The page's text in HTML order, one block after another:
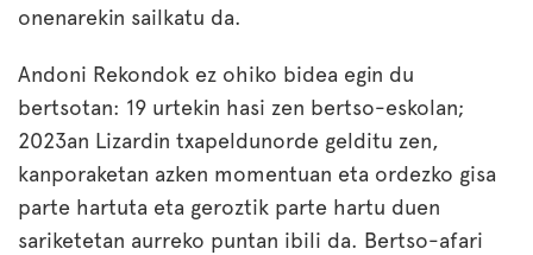
onenarekin sailkatu da.
Andoni Rekondok ez ohiko bidea egin du
bertsotan: 19 urtekin hasi zen bertso-eskolan;
2023an Lizardin txapeldunorde gelditu zen,
kanporaketan azken momentuan eta ordezko gisa
parte hartuta eta geroztik parte hartu duen
sariketetan aurreko puntan ibili da. Bertso-afari